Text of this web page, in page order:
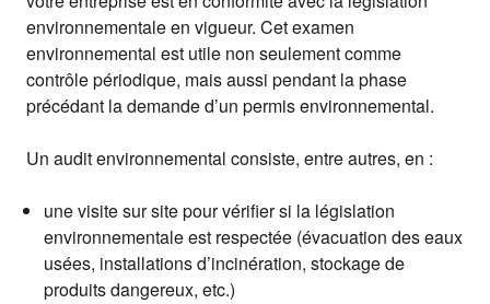
environnementale en vigueur. Cet examen
environnemental est utile non seulement comme
contrôle périodique, mais aussi pendant la phase
précédant la demande d’un permis environnemental.
Un audit environnemental consiste, entre autres, en :
une visite sur site pour vérifier si la législation
environnementale est respectée (évacuation des eaux
usées, installations d’incinération, stockage de
produits dangereux, etc.)